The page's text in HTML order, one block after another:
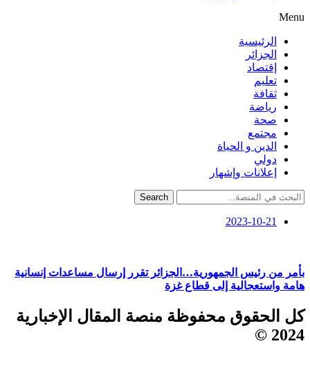
Menu
الرئيسية
الجزائر
إقتصاد
تعليم
ثقافة
رياضة
صحة
مجتمع
الدين و الحياة
دولي
إعلانات وإشهار
Search
2023-10-21
بأمر من رئيس الجمهورية…الجزائر تقرر إرسال مساعدات إنسانية
هامة واستعجالية إلى قطاع غزة
كل الحقوق محفوظة منصة المقال الإخبارية
2024 ©